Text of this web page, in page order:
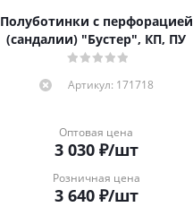
Полуботинки с перфорацией
(сандалии) "Бустер", КП, ПУ
Артикул: 171718
Оптовая цена
3 030₽/шт
Розничная цена
3 640₽/шт